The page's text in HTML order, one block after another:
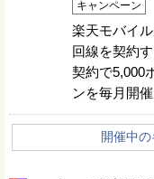
キャンペーン
楽天モバイ
回線を契約
契約で5,000
ンを毎月開催
開催中